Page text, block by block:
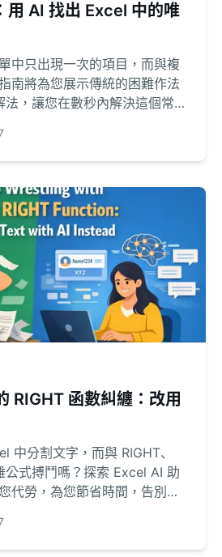
用 AI 找出 Excel 中的唯
中只出現一次的項目，而與複
南將為您展示傳統的困難作法
，讓您在數秒內解決這個常
RIGHT 函數糾纏：改用
中分割文字，而與 RIGHT、
公式搏鬥嗎？探索 Excel AI 助
代勞，為您節省時間，告別公